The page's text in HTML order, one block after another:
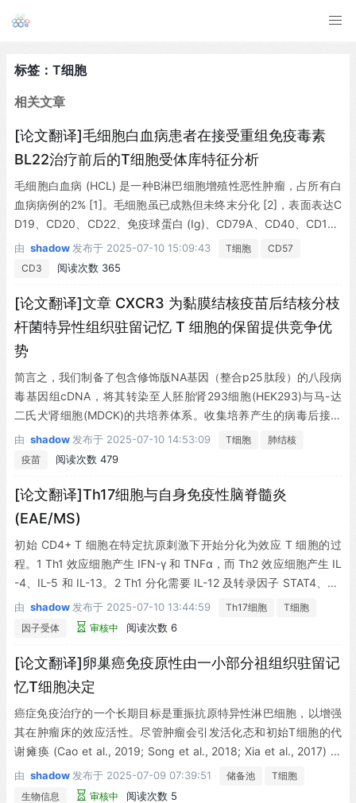
标签：T细胞
相关文章
[论文翻译]毛细胞白血病患者在接受重组免疫毒素
BL22治疗前后的T细胞受体库特征分析
毛细胞白血病 (HCL) 是一种B淋巴细胞增殖性恶性肿瘤，占所有白
血病病例的2% [1]。毛细胞虽已成熟但未终末分化 [2]，表面表达C
D19、CD20、CD22、免疫球蛋白 (Ig)、CD79A、CD40、CD103
和CD11c [3, 4]。80%患者表达CD25，而CD25阴性病例通常属于
预后不良的HCL变异型 (HCLv) 组别 [5-8]。高效嘌呤类似物克拉
in, DCF) 虽不能根治疾病，但能使大多数患者获得长期完全缓解，
直至重复疗程失效 [9-16]。
由 shadow 发布于 2025-07-10 15:09:43 T细胞
CD57
CD3
阅读次数 365
[论文翻译]文章 CXCR3 为黏膜结核疫苗后结核分枝
杆菌特异性组织驻留记忆 T 细胞的保留提供竞争优
势
简言之，我们制备了包含修饰版NA基因（整合p25肽段）的八段病
毒基因组cDNA，将其转染至人胚胎肾293细胞(HEK293)与马-达
二氏犬肾细胞(MDCK)的共培养体系。收集培养产生的病毒后接种
鸡胚，48小时后从鸡胚中回收重组流感病毒(rIAV)。通过噬斑试验
测定病毒滴度，采用逆转录聚合酶链反应(RT-PCR)扩增病毒RNA并
由 shadow 发布于 2025-07-10 14:53:09 T细胞
肺结核
疫苗
阅读次数 479
[论文翻译]Th17细胞与自身免疫性脑脊髓炎
(EAE/MS)
初始 CD4+ T 细胞在特定抗原刺激下开始分化为效应 T 细胞的过
程。1 Th1 效应细胞产生 IFN-γ 和 TNFα，而 Th2 效应细胞产生 IL
-4、IL-5 和 IL-13。2 Th1 分化需要 IL-12 及转录因子 STAT4、ST
AT1 和 T-bet。3,4 Th2 分化则需要 IL-4 及转录因子 STAT6 和 GA
TA3。5 Th1 细胞主导细胞免疫以清除胞内病原体，而 Th2 细胞主
导致多种免疫病理状态。具体而言，Th1 细胞被认为与器官特异性
自身免疫疾病相关，而 Th2 细胞可能在过敏反应中起重要作用。
由 shadow 发布于 2025-07-10 13:44:59 Th17细胞
T细胞
因子受体
审核中 阅读次数 6
[论文翻译]卵巢癌免疫原性由一小部分祖组织驻留记
忆T细胞决定
癌症免疫治疗的一个长期目标是重振抗原特异性淋巴细胞，以增强
其在肿瘤床的效应活性。尽管肿瘤会引发活化态和初始T细胞的代
谢瘫痪 (Cao et al., 2019; Song et al., 2018; Xia et al., 2017) ，
但通过阻断肿瘤反应性淋巴细胞抑制性免疫检查点 (Curiel et al., 2
003) 的免疫疗法，近年来已显著改善了多种实体瘤的治疗效果 (Ba
由 shadow 发布于 2025-07-09 07:39:51 储备池
T细胞
生物信息
审核中 阅读次数 5